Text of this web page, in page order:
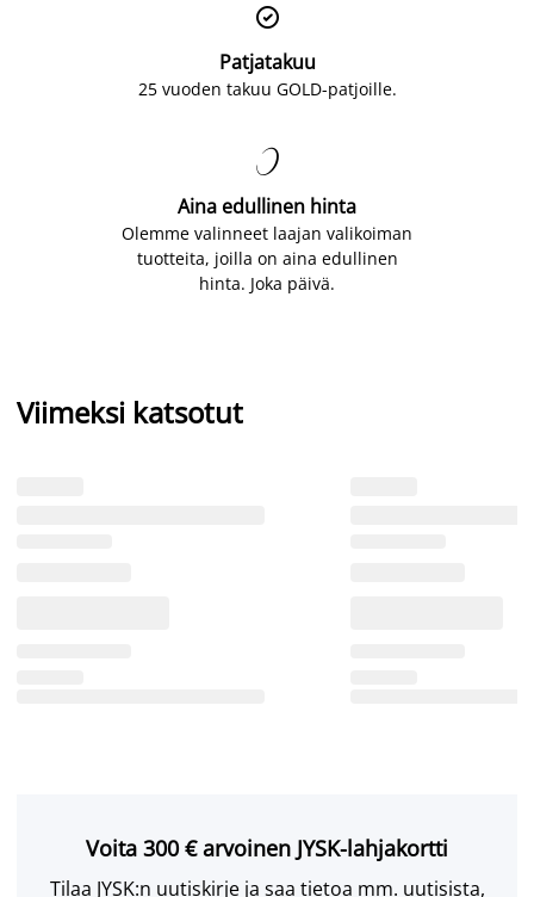

Patjatakuu
25 vuoden takuu GOLD-patjoille.

Aina edullinen hinta
Olemme valinneet laajan valikoiman
tuotteita, joilla on aina edullinen
hinta. Joka päivä.
Viimeksi katsotut
Voita 300 € arvoinen JYSK-lahjakortti
Tilaa JYSK:n uutiskirje ja saa tietoa mm. uutisista,